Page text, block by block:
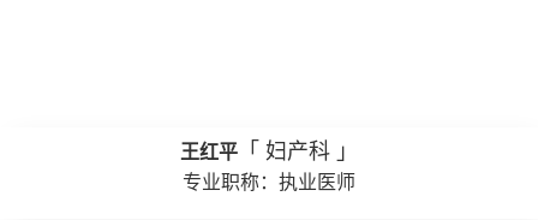
王红平 「 妇产科 」
专业职称：执业医师